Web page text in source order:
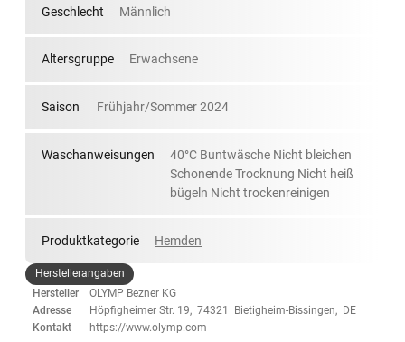
Geschlecht Männlich
Altersgruppe Erwachsene
Saison Frühjahr/Sommer 2024
Waschanweisungen
40°C Buntwäsche Nicht bleichen
Schonende Trocknung Nicht heiß
bügeln Nicht trockenreinigen
Produktkategorie Hemden
Herstellerangaben
Hersteller
OLYMP Bezner KG
Adresse
Höpfigheimer Str. 19, 74321 Bietigheim-Bissingen, DE
Kontakt
https://www.olymp.com